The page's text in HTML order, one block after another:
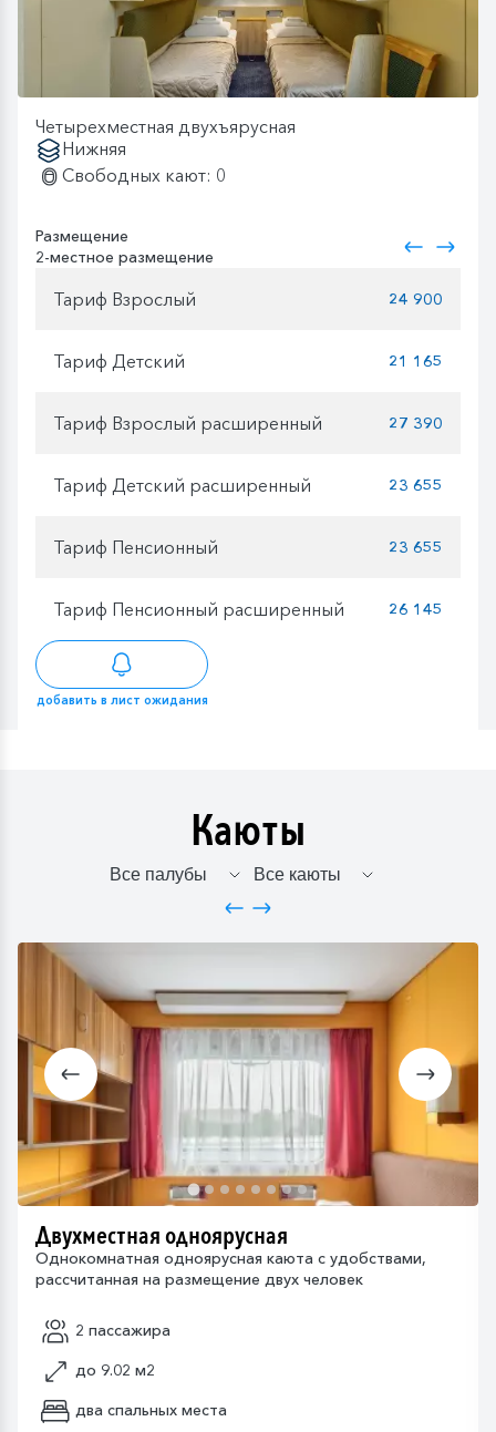
Четырехместная двухъярусная
Нижняя
Свободных кают: 0
Размещение
2-местное размещение
Тариф Взрослый 24 900
Тариф Детский 21 165
Тариф Взрослый расширенный 27 390
Тариф Детский расширенный 23 655
Тариф Пенсионный 23 655
Тариф Пенсионный расширенный 26 145
добавить в лист ожидания
Каюты
Двухместная одноярусная
Однокомнатная одноярусная каюта с удобствами,
рассчитанная на размещение двух человек
2 пассажира
до 9.02 м2
два спальных места